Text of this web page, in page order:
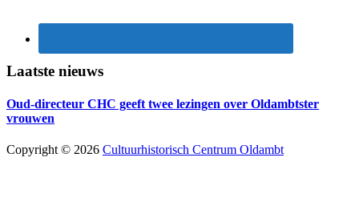
Laatste nieuws
Oud-directeur CHC geeft twee lezingen over Oldambtster
vrouwen
Copyright © 2026 Cultuurhistorisch Centrum Oldambt